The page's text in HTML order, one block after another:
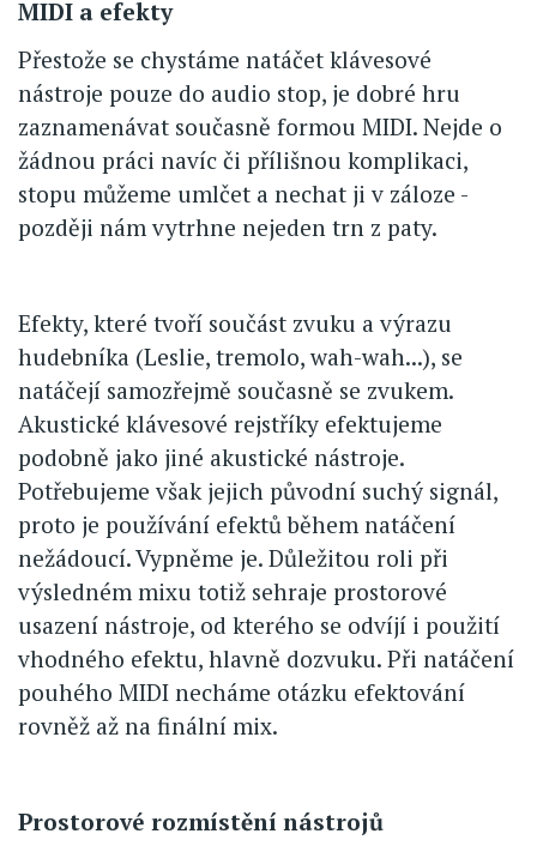
MIDI a efekty
Přestože se chystáme natáčet klávesové
nástroje pouze do audio stop, je dobré hru
zaznamenávat současně formou MIDI. Nejde o
žádnou práci navíc či přílišnou komplikaci,
stopu můžeme umlčet a nechat ji v záloze -
později nám vytrhne nejeden trn z paty.
Efekty, které tvoří součást zvuku a výrazu
hudebníka (Leslie, tremolo, wah-wah...), se
natáčejí samozřejmě současně se zvukem.
Akustické klávesové rejstříky efektujeme
podobně jako jiné akustické nástroje.
Potřebujeme však jejich původní suchý signál,
proto je používání efektů během natáčení
nežádoucí. Vypněme je. Důležitou roli při
výsledném mixu totiž sehraje prostorové
usazení nástroje, od kterého se odvíjí i použití
vhodného efektu, hlavně dozvuku. Při natáčení
pouhého MIDI necháme otázku efektování
rovněž až na finální mix.
Prostorové rozmístění nástrojů